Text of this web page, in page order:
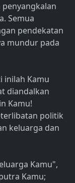
Semua
pendekatan
mundur pada
inilah Kamu
diandalkan
Kamu!
politik
keluarga dan
Kamu",
Kamu;